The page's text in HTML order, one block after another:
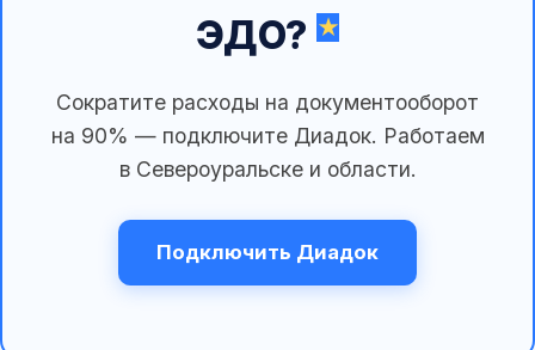
ЭДО?
Сократите расходы на документооборот
на 90% — подключите Диадок. Работаем
в Североуральске и области.
Подключить Диадок